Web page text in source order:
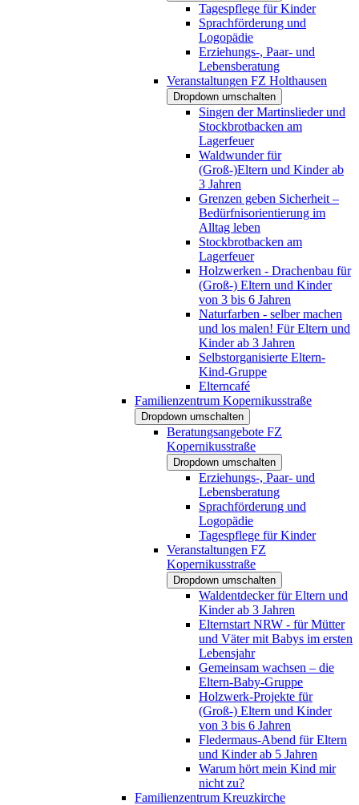
Tagespflege für Kinder
Sprachförderung und
Logopädie
Erziehungs-, Paar- und
Lebensberatung
Veranstaltungen FZ Holthausen
Dropdown umschalten
Singen der Martinslieder und
Stockbrotbacken am
Lagerfeuer
Waldwunder für
(Groß-)Eltern und Kinder ab
3 Jahren
Grenzen geben Sicherheit –
Bedürfnisorientierung im
Alltag leben
Stockbrotbacken am
Lagerfeuer
Holzwerken - Drachenbau für
(Groß-) Eltern und Kinder
von 3 bis 6 Jahren
Naturfarben - selber machen
und los malen! Für Eltern und
Kinder ab 3 Jahren
Selbstorganisierte Eltern-
Kind-Gruppe
Elterncafé
Familienzentrum Kopernikusstraße
Dropdown umschalten
Beratungsangebote FZ
Kopernikusstraße
Dropdown umschalten
Erziehungs-, Paar- und
Lebensberatung
Sprachförderung und
Logopädie
Tagespflege für Kinder
Veranstaltungen FZ
Kopernikusstraße
Dropdown umschalten
Waldentdecker für Eltern und
Kinder ab 3 Jahren
Elternstart NRW - für Mütter
und Väter mit Babys im ersten
Lebensjahr
Gemeinsam wachsen – die
Eltern-Baby-Gruppe
Holzwerk-Projekte für
(Groß-) Eltern und Kinder
von 3 bis 6 Jahren
Fledermaus-Abend für Eltern
und Kinder ab 5 Jahren
Warum hört mein Kind mir
nicht zu?
Familienzentrum Kreuzkirche